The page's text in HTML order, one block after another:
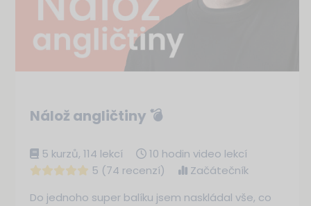
Nálož angličtiny 💣
5 kurzů, 114 lekcí
10 hodin video lekcí
5 (74 recenzí)
Začátečník
Do jednoho super balíku jsem naskládal vše, co